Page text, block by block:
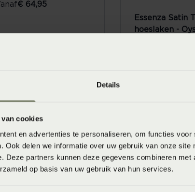
Details
cookies
en advertenties te personaliseren, om functies voor
Ook delen we informatie over uw gebruik van onze site
Deze partners kunnen deze gegevens combineren met
op basis van uw gebruik van hun services.
€ 64,95
Essenza Satin
hoeslaken -